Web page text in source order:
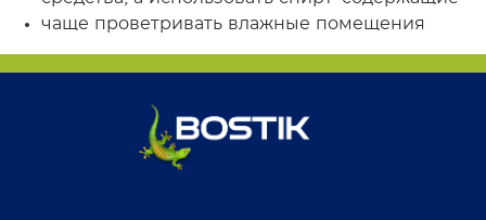
чаще проветривать влажные помещения